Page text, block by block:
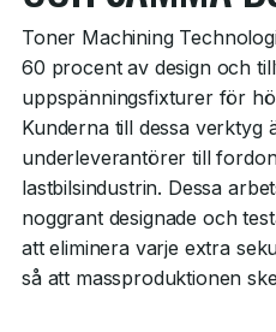
Toner Machining
60 procent av design och
uppspänningsfixturer för
Kunderna till dessa verktyg
underleverantörer till
lastbilsindustrin. Dessa
noggrant designade och
att eliminera varje extra
så att massproduktionen